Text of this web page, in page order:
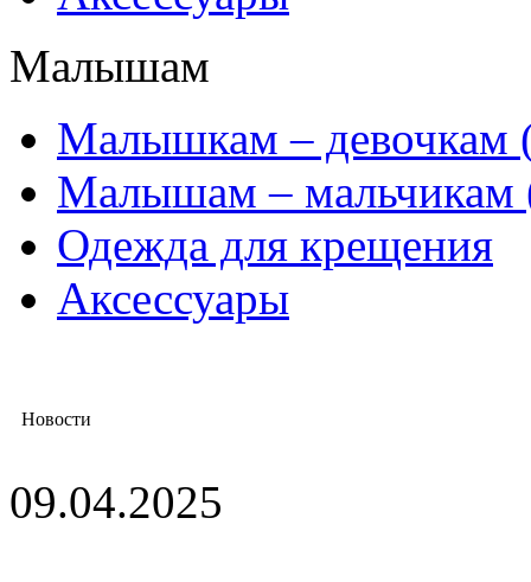
Малышам
Mалышкам – девочкам
Малышам – мальчикам
Одежда для крещения
Аксессуары
Новости
09.04.2025